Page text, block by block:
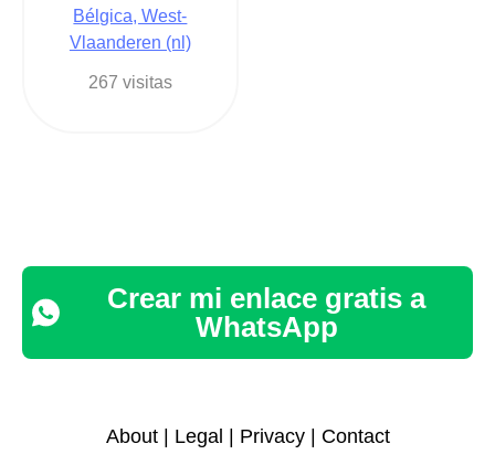
Bélgica, West-
Vlaanderen (nl)
267 visitas
Crear mi enlace gratis a
WhatsApp
About| Legal | Privacy| Contact